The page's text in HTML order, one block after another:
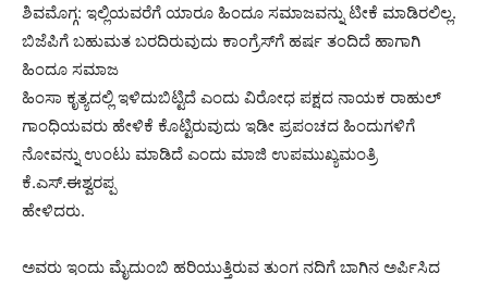
ಶಿವಮೊಗ್ಗ: ಇಲ್ಲಿಯವರೆಗೆ ಯಾರೂ ಹಿಂದೂ ಸಮಾಜವನ್ನು ಟೀಕೆ ಮಾಡಿರಲಿಲ್ಲ.
ಬಿಜೆಪಿಗೆ ಬಹುಮತ ಬರದಿರುವುದು ಕಾಂಗ್ರೆಸ್‌ಗೆ ಹರ್ಷ ತಂದಿದೆ ಹಾಗಾಗಿ
ಹಿಂದೂ ಸಮಾಜ
ಹಿಂಸಾ ಕೃತ್ಯದಲ್ಲಿ ಇಳಿದುಬಿಟ್ಟಿದೆ ಎಂದು ವಿರೋಧ ಪಕ್ಷದ ನಾಯಕ ರಾಹುಲ್
ಗಾಂಧಿಯವರು ಹೇಳಿಕೆ ಕೊಟ್ಟಿರುವುದು ಇಡೀ ಪ್ರಪಂಚದ ಹಿಂದುಗಳಿಗೆ
ನೋವನ್ನು ಉಂಟು ಮಾಡಿದೆ ಎಂದು ಮಾಜಿ ಉಪಮುಖ್ಯಮಂತ್ರಿ
ಕೆ.ಎಸ್.ಈಶ್ವರಪ್ಪ
ಹೇಳಿದರು.
ಅವರು ಇಂದು ಮೈದುಂಬಿ ಹರಿಯುತ್ತಿರುವ ತುಂಗ ನದಿಗೆ ಬಾಗಿನ ಅರ್ಪಿಸಿದ